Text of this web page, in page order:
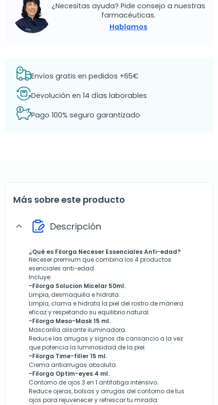
¿Necesitas ayuda? Pide consejo a nuestras
farmacéuticas.
Hablamos
Envíos gratis en pedidos +65€
Devolución en 14 días laborables
Pago 100% seguro garantizado
Más sobre este producto
expand_more Descripción
¿Qué es Filorga Neceser Essenciales Anti-edad?
Neceser premium que combina los 4 productos
esenciales anti-edad.
Incluye:
-Filorga Solucion Micelar 50ml.
Limpia, desmaquilla e hidrata.
Limpia, clama e hidrata la piel del rostro de manera
eficaz y respetando su equilibrio natural.
-Filorga Meso-Mask 15 ml.
Mascarilla alisante iluminadora.
Reduce las arrugas y signos de cansancio a la vez
que potencia la luminosidad de la piel.
-Filorga Time-filler 15 ml.
Crema antiarrugas absoluta.
-Filorga Optim-eyes 4 ml.
Contorno de ojos 3 en 1 antifatiga intensivo.
Reduce ojeras, bolsas y arrugas del contorno de tus
ojos para rejuvenecer y refrescar tu mirada.